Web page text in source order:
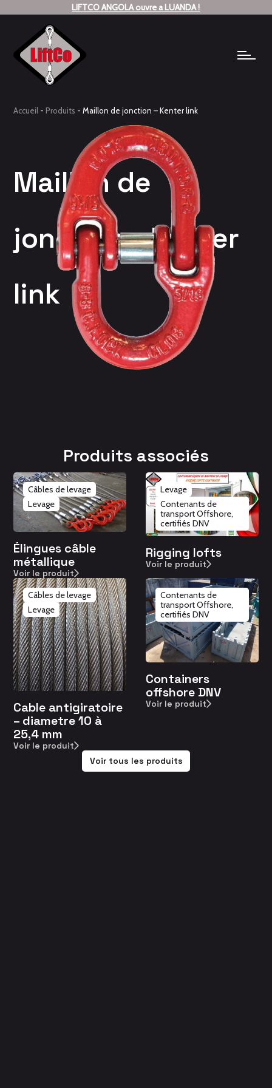
LIFTCO ANGOLA ouvre a LUANDA !
Accueil - Produits -Maillon de jonction – Kenter link
Maillon de
jonction - Kenter
link
Produits associés
Câbles de levage
Levage
Élingues câble
métallique
Voir le produit
Levage
Contenants de
transport Offshore,
certifiés DNV
Rigging lofts
Voir le produit
Câbles de levage
Levage
Cable antigiratoire
– diametre 10 à
25,4 mm
Voir le produit
Contenants de
transport Offshore,
certifiés DNV
Containers
offshore DNV
Voir le produit
Voir tous les produits